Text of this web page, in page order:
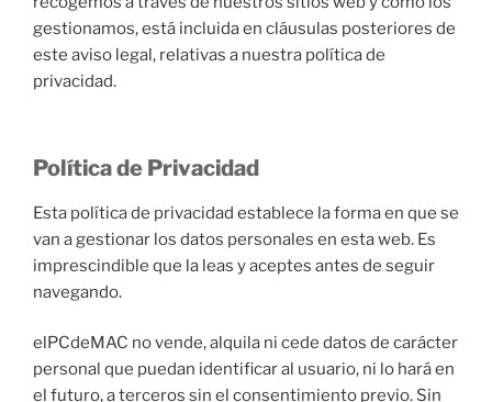
gestionamos, está incluida en cláusulas posteriores de
este aviso legal, relativas a nuestra política de
privacidad.
Política de Privacidad
Esta política de privacidad establece la forma en que se
van a gestionar los datos personales en esta web. Es
imprescindible que la leas y aceptes antes de seguir
navegando.
elPCdeMAC no vende, alquila ni cede datos de carácter
personal que puedan identificar al usuario, ni lo hará en
el futuro, a terceros sin el consentimiento previo. Sin